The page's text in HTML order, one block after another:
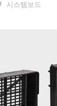
시스템보드